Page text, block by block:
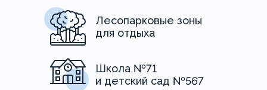
Лесопарковые зоны
для отдыха
Школа №71
и детский сад №567